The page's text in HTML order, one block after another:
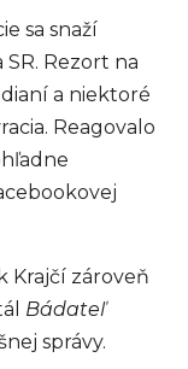
sa snaží
Rezort na
a niektoré
Reagovalo
Krajčí zároveň
Bádateľ
správy.